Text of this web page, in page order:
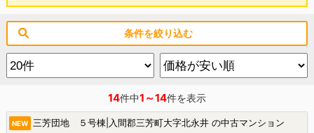
条件を絞り込む
14件中1～14件を表示
NEW 三芳団地 ５号棟|入間郡三芳町大字北永井 の中古マンション